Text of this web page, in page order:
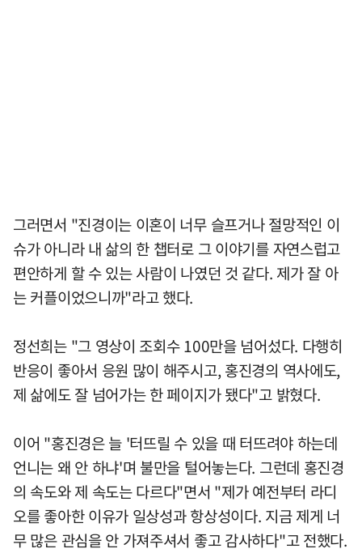
그러면서 "진경이는 이혼이 너무 슬프거나 절망적인 이
슈가 아니라 내 삶의 한 챕터로 그 이야기를 자연스럽고
편안하게 할 수 있는 사람이 나였던 것 같다. 제가 잘 아
는 커플이었으니까"라고 했다.
정선희는 "그 영상이 조회수 100만을 넘어섰다. 다행히
반응이 좋아서 응원 많이 해주시고, 홍진경의 역사에도,
제 삶에도 잘 넘어가는 한 페이지가 됐다"고 밝혔다.
이어 "홍진경은 늘 '터뜨릴 수 있을 때 터뜨려야 하는데
언니는 왜 안 하냐'며 불만을 털어놓는다. 그런데 홍진경
의 속도와 제 속도는 다르다"면서 "제가 예전부터 라디
오를 좋아한 이유가 일상성과 항상성이다. 지금 제게 너
무 많은 관심을 안 가져주셔서 좋고 감사하다"고 전했다.